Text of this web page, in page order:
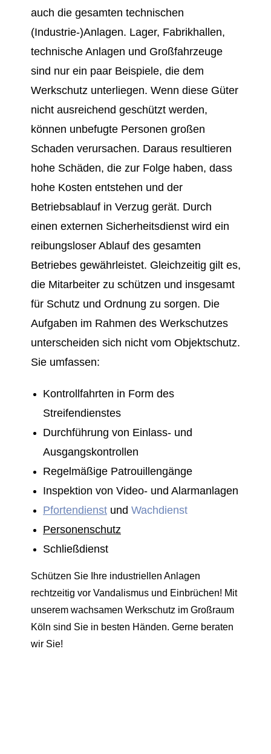
auch die gesamten technischen
(Industrie-)Anlagen. Lager, Fabrikhallen,
technische Anlagen und Großfahrzeuge
sind nur ein paar Beispiele, die dem
Werkschutz unterliegen. Wenn diese Güter
nicht ausreichend geschützt werden,
können unbefugte Personen großen
Schaden verursachen. Daraus resultieren
hohe Schäden, die zur Folge haben, dass
hohe Kosten entstehen und der
Betriebsablauf in Verzug gerät. Durch
einen externen Sicherheitsdienst wird ein
reibungsloser Ablauf des gesamten
Betriebes gewährleistet. Gleichzeitig gilt es,
die Mitarbeiter zu schützen und insgesamt
für Schutz und Ordnung zu sorgen. Die
Aufgaben im Rahmen des Werkschutzes
unterscheiden sich nicht vom Objektschutz.
Sie umfassen:
Kontrollfahrten in Form des
Streifendienstes
Durchführung von Einlass- und
Ausgangskontrollen
Regelmäßige Patrouillengänge
Inspektion von Video- und Alarmanlagen
Pfortendienst und Wachdienst
Personenschutz
Schließdienst
Schützen Sie Ihre industriellen Anlagen
rechtzeitig vor Vandalismus und Einbrüchen! Mit
unserem wachsamen Werkschutz im Großraum
Köln sind Sie in besten Händen. Gerne beraten
wir Sie!